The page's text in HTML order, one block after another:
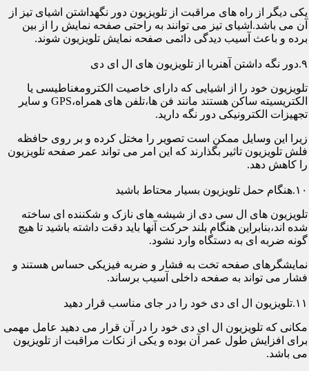
یکی دیگر از راه های مراقبت از تلویزیون دور نگهداشتن اشیای تیز از
آن می باشد.اشیای تیز می توانند به راحتی صفحه نمایش را از بین
برده و باعث آسیب دیدگی دائمی صفحه نمایش تلویزیون شوند.
۹.دور نگه داشتن آهنربا از تلویزیون های ال ای دی
تلویزیون خود را از اشیایی که دارای خاصیت الکترومغناطیسی یا
الکتریسیته ساکن هستند مانند فن ها،تلفن های همراه،GPS و سایر
تجهیزات الکترونیکی دور نگه دارید.
زیرا این وسایل ممکن است تصویر را مختل کرده و بر روی حافظه
فلش تلویزیون تاثیر بگذارند که این امر می تواند عمر صفحه تلویزیون
را کاهش دهد.
۱۰.هنگام حمل تلویزیون بسیار محتاط باشید
تلویزیون های ال سی دی از شیشه های نازک و شکننده ای ساخته
شده اند،بنابراین هنگام بلند حرکت آنها باید دقت داشته باشید تا هیچ
گونه ضربه ای به دستگاه وارد نشود.
نمایشگرهای صفحه تخت به فشار و ضربه فیزیکی حساس هستند و
فشار می تواند به صفحه داخلی آسیب برساند.
۱۱.تلویزیون ال ای دی خود را در جای مناسب قرار دهید
مکانی که تلویزیون ال ای دی خود را در آن قرار می دهید عامل مهمی
برای افزایش طول عمر آن بوده و یکی از نکات مراقبت از تلویزیون
می باشد.